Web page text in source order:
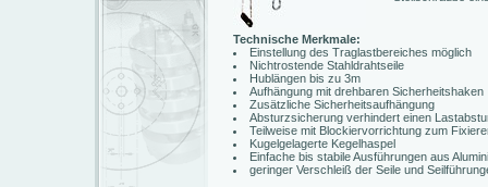
Technische Merkmale:
Einstellung des Traglastbereiches möglich
Nichtrostende Stahldrahtseile
Hublängen bis zu 3m
Aufhängung mit drehbaren Sicherheitshaken
Zusätzliche Sicherheitsaufhängung
Absturzsicherung verhindert einen
Teilweise mit Blockiervorrichtung zum
Kugelgelagerte Kegelhaspel
Einfache bis stabile Ausführungen aus
geringer Verschleiß der Seile und